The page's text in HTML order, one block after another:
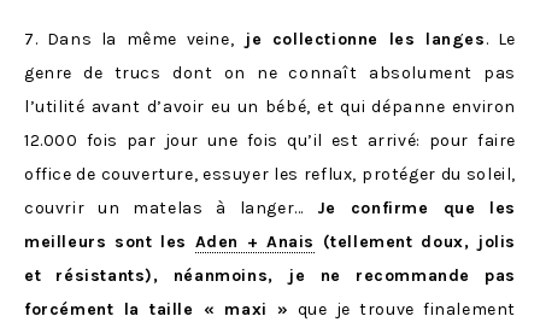
7. Dans la même veine, je collectionne les langes. Le
genre de trucs dont on ne connaît absolument pas
l’utilité avant d’avoir eu un bébé, et qui dépanne environ
12.000 fois par jour une fois qu’il est arrivé: pour faire
office de couverture, essuyer les reflux, protéger du soleil,
couvrir un matelas à langer… Je confirme que les
meilleurs sont les Aden + Anais (tellement doux, jolis
et résistants), néanmoins, je ne recommande pas
forcément la taille « maxi » que je trouve finalement